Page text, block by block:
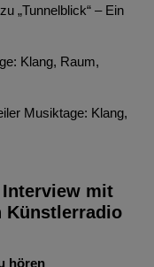
zu „Tunnelblick“ – Ein
Klang, Raum,
Musiktage: Klang,
mit
Künstlerradio
hören